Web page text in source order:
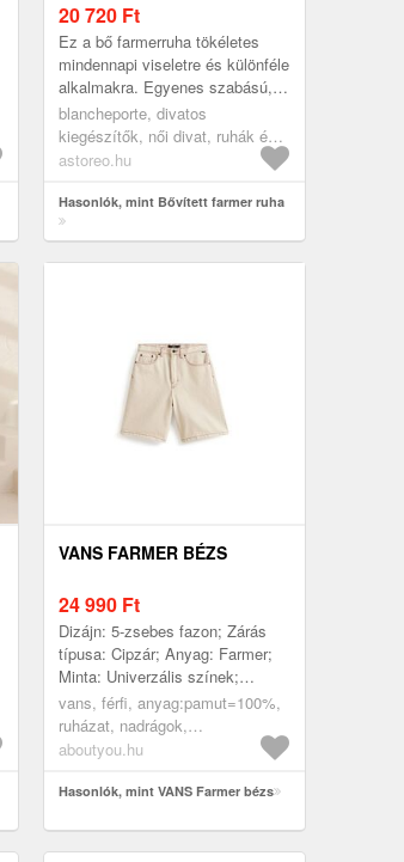
20 720 Ft
Ez a bő farmerruha tökéletes
mindennapi viseletre és különféle
alkalmakra. Egyenes szabású,
állógallérral és elöl gombos V-
nyakkal ellátott rögzíté...
blancheporte, divatos
kiegészítők, női divat, ruhák és
szoknyák, ruhák, farmer ruhák
astoreo.hu
Hasonlók, mint Bővített farmer ruha
VANS FARMER BÉZS
24 990 Ft
Dizájn: 5-zsebes fazon; Zárás
típusa: Cipzár; Anyag: Farmer;
Minta: Univerzális színek;
Extrák: Kontrasztvarrás;
Koptatás: színes; Hossz: Térdig
ér...
vans, férfi, anyag:pamut=100%,
ruházat, nadrágok,
rövidnadrágok, rövid
aboutyou.hu
Hasonlók, mint VANS Farmer bézs